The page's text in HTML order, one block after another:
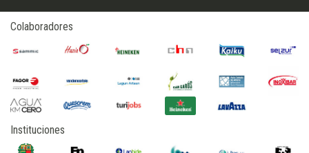
Colaboradores
Instituciones